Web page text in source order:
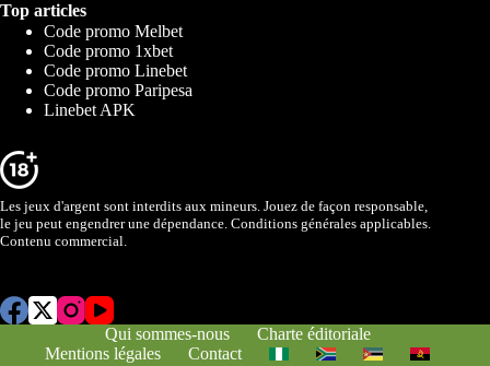
Top articles
Code promo Melbet
Code promo 1xbet
Code promo Linebet
Code promo Paripesa
Linebet APK
Les jeux d'argent sont interdits aux mineurs. Jouez de façon responsable,
le jeu peut engendrer une dépendance. Conditions générales applicables.
Contenu commercial.
Qui sommes-nous
Charte éditoriale
Mentions légales
Contact